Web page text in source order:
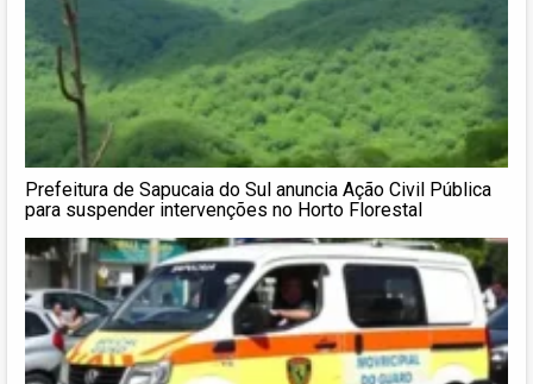
Prefeitura de Sapucaia do Sul anuncia Ação Civil Pública
para suspender intervenções no Horto Florestal